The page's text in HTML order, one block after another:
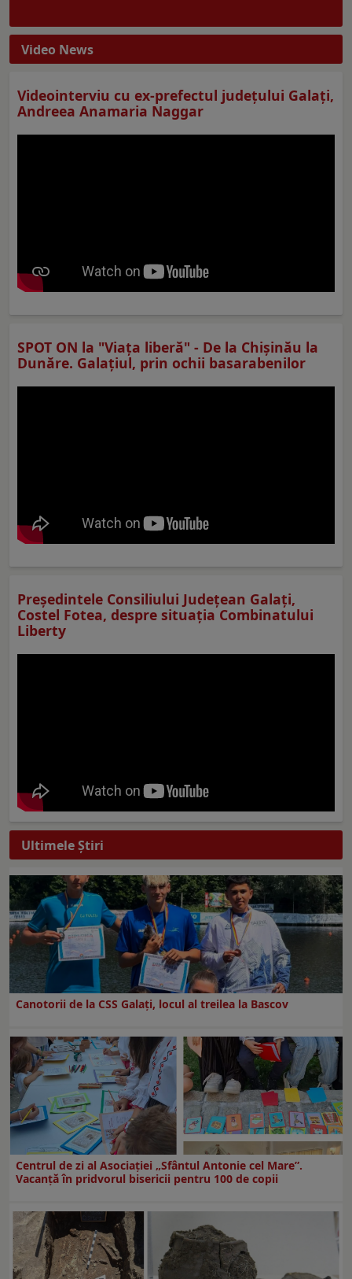
Video News
Videointerviu cu ex-prefectul judeţului Galaţi,
Andreea Anamaria Naggar
SPOT ON la "Viaţa liberă" - De la Chișinău la
Dunăre. Galațiul, prin ochii basarabenilor
Preşedintele Consiliului Judeţean Galaţi,
Costel Fotea, despre situaţia Combinatului
Liberty
Ultimele Ştiri
Canotorii de la CSS Galați, locul al treilea la Bascov
Centrul de zi al Asociației „Sfântul Antonie cel Mare”.
Vacanță în pridvorul bisericii pentru 100 de copii